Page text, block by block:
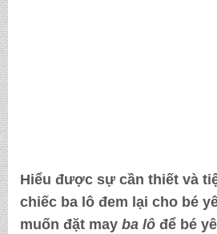
Hiểu được sự cần thiết và
chiếc ba lô đem lại cho bé
muốn đặt may ba lô để bé